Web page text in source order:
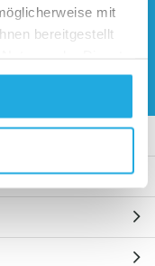
mit
bereitgestellt